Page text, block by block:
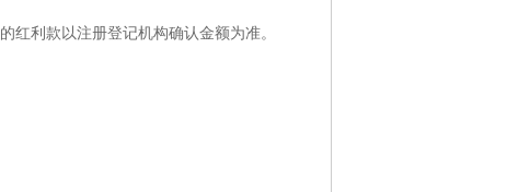
红利款以注册登记机构确认金额为准。